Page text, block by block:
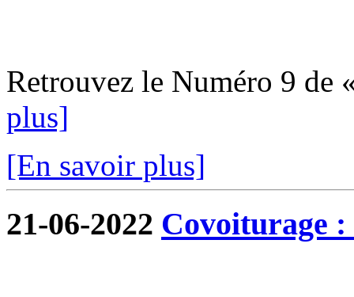
Retrouvez le Numéro 9 de
plus]
[En savoir plus]
21-06-2022 Covoiturage